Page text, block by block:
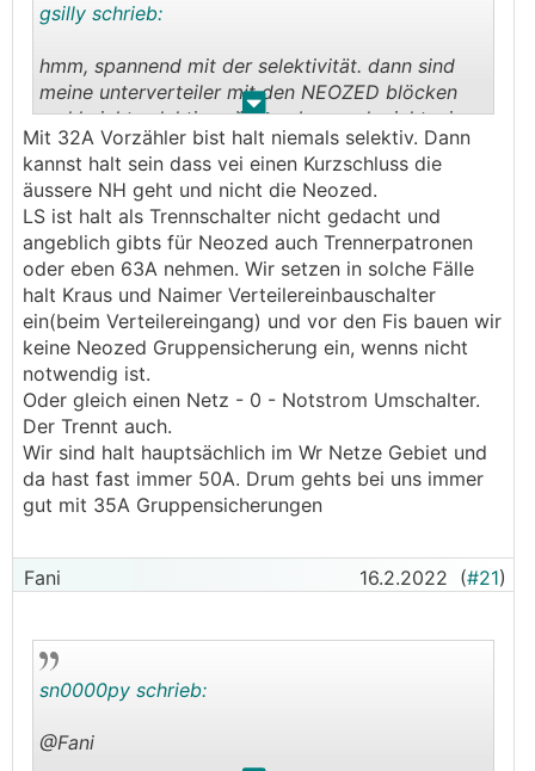
. .
gsilly schrieb:
hmm, spannend mit der selektivität. dann sind
meine unterverteiler mit den NEOZED blöcken
wohl nicht selektiv. wüsste aber auch nicht wie
man das ändern sollte bei 32 A
vorzählersicherung? aber gut, darum geht es hier
ja nicht unbedingt.
aber was denn dann als lasttrennschalter am
abgang zum AC-in verwenden? LS nicht,
NEOZED nicht? oder eben wenn nur als
lasttrennschalter mit z. b. 63 A sicherung egal ob
LS oder NEOZED?
Mit 32A Vorzähler bist halt niemals selektiv. Dann
kannst halt sein dass vei einen Kurzschluss die
äussere NH geht und nicht die Neozed.
LS ist halt als Trennschalter nicht gedacht und
angeblich gibts für Neozed auch Trennerpatronen
oder eben 63A nehmen. Wir setzen in solche Fälle
halt Kraus und Naimer Verteilereinbauschalter
ein(beim Verteilereingang) und vor den Fis bauen wir
keine Neozed Gruppensicherung ein, wenns nicht
notwendig ist.
Oder gleich einen Netz - 0 - Notstrom Umschalter.
Der Trennt auch.
Wir sind halt hauptsächlich im Wr Netze Gebiet und
da hast fast immer 50A. Drum gehts bei uns immer
gut mit 35A Gruppensicherungen
Fani 16.2.2022 (#21)
sn0000py schrieb:
@Fani